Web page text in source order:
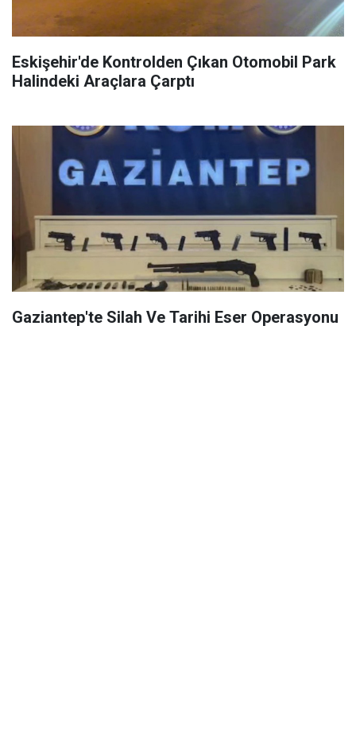
Eskişehir'de Kontrolden Çıkan Otomobil Park
Halindeki Araçlara Çarptı
Gaziantep'te Silah Ve Tarihi Eser Operasyonu